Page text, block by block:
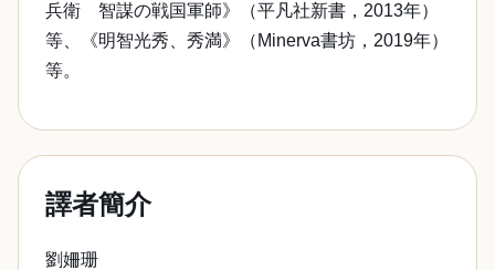
兵衛 智謀の戦国軍師》（平凡社新書，2013年）
等、《明智光秀、秀満》（Minerva書坊，2019年）
等。
譯者簡介
劉姍珊